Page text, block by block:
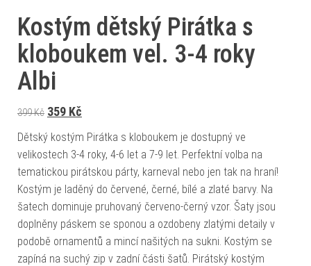
Kostým dětský Pirátka s
kloboukem vel. 3-4 roky
Albi
399Kč Původní cena byla: 399 Kč.
359 Kč
Dětský kostým Pirátka s kloboukem je dostupný ve
velikostech 3-4 roky, 4-6 let a 7-9 let. Perfektní volba na
tematickou pirátskou párty, karneval nebo jen tak na hraní!
Kostým je laděný do červené, černé, bílé a zlaté barvy. Na
šatech dominuje pruhovaný červeno-černý vzor. Šaty jsou
doplněny páskem se sponou a ozdobeny zlatými detaily v
podobě ornamentů a mincí našitých na sukni. Kostým se
zapíná na suchý zip v zadní části šatů. Pirátský kostým